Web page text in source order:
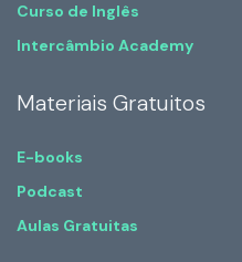
Curso de Inglês
Intercâmbio Academy
Materiais Gratuitos
E-books
Podcast
Aulas Gratuitas